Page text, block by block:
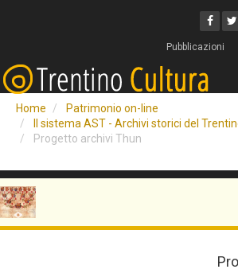
Pubblicazioni
Home
Patrimonio on-line
Il sistema AST - Archivi storici del
Progetto archivi Thun